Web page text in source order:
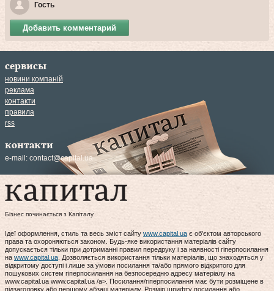
Гость
Добавить комментарий
сервисы
новини компаній
реклама
контакти
правила
rss
контакти
e-mail: contact@capital.ua
Бізнес починається з Капіталу
Ідеї оформлення, стиль та весь зміст сайту www.capital.ua є об'єктом авторського
права та охороняються законом. Будь-яке використання матеріалів сайту
допускається тільки при дотриманні правил передруку і за наявності гіперпосилання
на www.capital.ua. Дозволяється використання тільки матеріалів, що знаходяться у
відкритому доступі і лише за умови посилання та/або прямого відкритого для
пошукових систем гіперпосилання на безпосередню адресу матеріалу на
www.capital.ua www.capital.ua /a>. Посилання/гіперпосилання має бути розміщене в
підзаголовку або першому абзаці матеріалу. Розмір шрифту посилання або